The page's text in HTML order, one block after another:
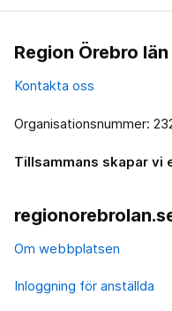
Region Örebro län
Kontakta oss
Organisationsnummer:
Tillsammans skapar
Om webbplatsen
Inloggning för anställda